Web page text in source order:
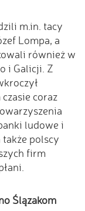
m.in. tacy
Lompa, a
również w
i Galicji. Z
coraz
ludowe i
polscy
firm
Ślązakom